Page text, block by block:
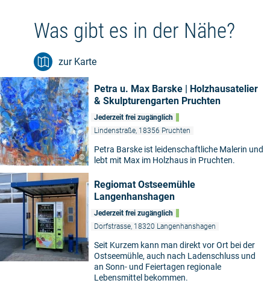
Was gibt es in der Nähe?
zur Karte
©
Petra u. Max Barske | Holzhausatelier
& Skulpturengarten Pruchten
Jederzeit frei zugänglich
Lindenstraße, 18356 Pruchten
Petra Barske ist leidenschaftliche Malerin und
lebt mit Max im Holzhaus in Pruchten.
Regiomat Ostseemühle
Langenhanshagen
Jederzeit frei zugänglich
Dorfstrasse, 18320 Langenhanshagen
Seit Kurzem kann man direkt vor Ort bei der
Ostseemühle, auch nach Ladenschluss und
an Sonn- und Feiertagen regionale
Lebensmittel bekommen.